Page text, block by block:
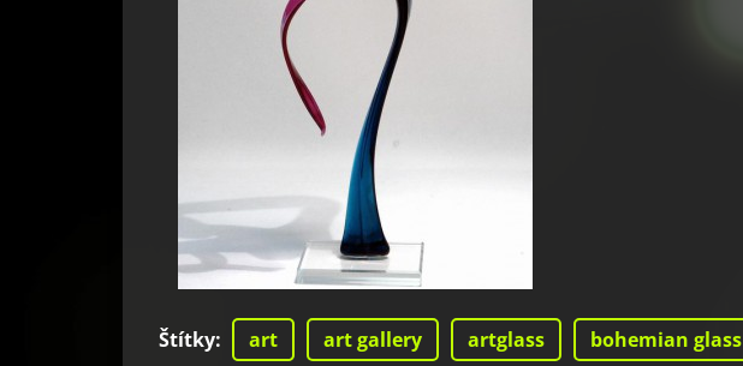
Štítky: art art gallery artglass bohemian glass